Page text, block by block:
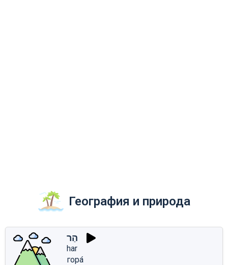
География и природа
הַר
har
гора́